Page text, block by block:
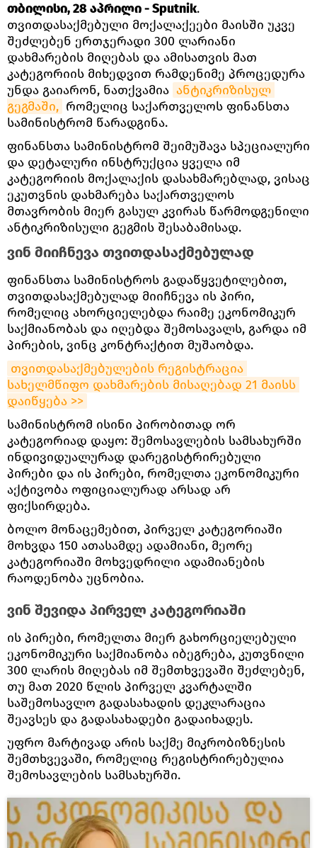
თბილისი, 28 აპრილი - Sputnik.
თვითდასაქმებული მოქალაქეები მაისში უკვე
შეძლებენ ერთჯერადი 300 ლარიანი
დახმარების მიღებას და ამისათვის მათ
კატეგორიის მიხედვით რამდენიმე პროცედურა
უნდა გაიარონ, ნათქვამია ანტიკრიზისულ
გეგმაში, რომელიც საქართველოს ფინანსთა
სამინისტრომ წარადგინა.
ფინანსთა სამინისტრომ შეიმუშავა სპეციალური
და დეტალური ინსტრუქცია ყველა იმ
კატეგორიის მოქალაქის დასახმარებლად, ვისაც
ეკუთვნის დახმარება საქართველოს
მთავრობის მიერ გასულ კვირას წარმოდგენილი
ანტიკრიზისული გეგმის შესაბამისად.
ვინ მიიჩნევა თვითდასაქმებულად
ფინანსთა სამინისტროს გადაწყვეტილებით,
თვითდასაქმებულად მიიჩნევა ის პირი,
რომელიც ახორციელებდა რაიმე ეკონომიკურ
საქმიანობას და იღებდა შემოსავალს, გარდა იმ
პირების, ვინც კონტრაქტით მუშაობდა.
თვითდასაქმებულების რეგისტრაცია
სახელმწიფო დახმარების მისაღებად 21 მაისს
დაიწყება >>
სამინისტრომ ისინი პირობითად ორ
კატეგორიად დაყო: შემოსავლების სამსახურში
ინდივიდუალურად დარეგისტრირებული
პირები და ის პირები, რომელთა ეკონომიკური
აქტივობა ოფიციალურად არსად არ
ფიქსირდება.
ბოლო მონაცემებით, პირველ კატეგორიაში
მოხვდა 150 ათასამდე ადამიანი, მეორე
კატეგორიაში მოხვედრილი ადამიანების
რაოდენობა უცნობია.
ვინ შევიდა პირველ კატეგორიაში
ის პირები, რომელთა მიერ გახორციელებული
ეკონომიკური საქმიანობა იბეგრება, კუთვნილი
300 ლარის მიღებას იმ შემთხვევაში შეძლებენ,
თუ მათ 2020 წლის პირველ კვარტალში
საშემოსავლო გადასახადის დეკლარაცია
შეავსეს და გადასახადები გადაიხადეს.
უფრო მარტივად არის საქმე მიკრობიზნესის
შემთხვევაში, რომელიც რეგისტრირებულია
შემოსავლების სამსახურში.